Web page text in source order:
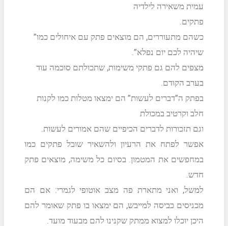
עמית משאירה לילדיה
פתקים.
כשהם מתעוררים, הם מוצאים פתק עם איחולים כמו”
שיהיה לכם יום נפלא”.
מצפים להם גם פתקי משימות, שתכולתם סוכמה עוד
בערב הקודם.
בפתק ה”דברים לעשות” הם ימצאו מטלות כמו לקנות
חלב וקרטיב במכולת
וגם תזכורות לדברים הכיפיים שהם אמורים לעשות.
אפשר לפתח את הרעיון ולהשאיר שובל פתקים כמו
במחפשים את המטמון. בסיום כל משימה, מוצאים פתק
חדש.
למשל, ואני מתארת פה מצב אוטופי לגמרי: אם הם
מכניסים כביסה למייבש, הם ימצאו בו פתק שאומר להם
היכן יוכלו למצוא ממתק שקנינו להם מבעוד מועד.